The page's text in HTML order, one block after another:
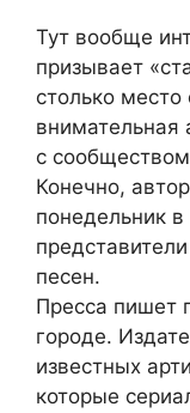
Тут вообще
призывает
столько место
внимательная
с
Конечно,
понедельник
песен.
Пресса пишет
городе.
известных
которые